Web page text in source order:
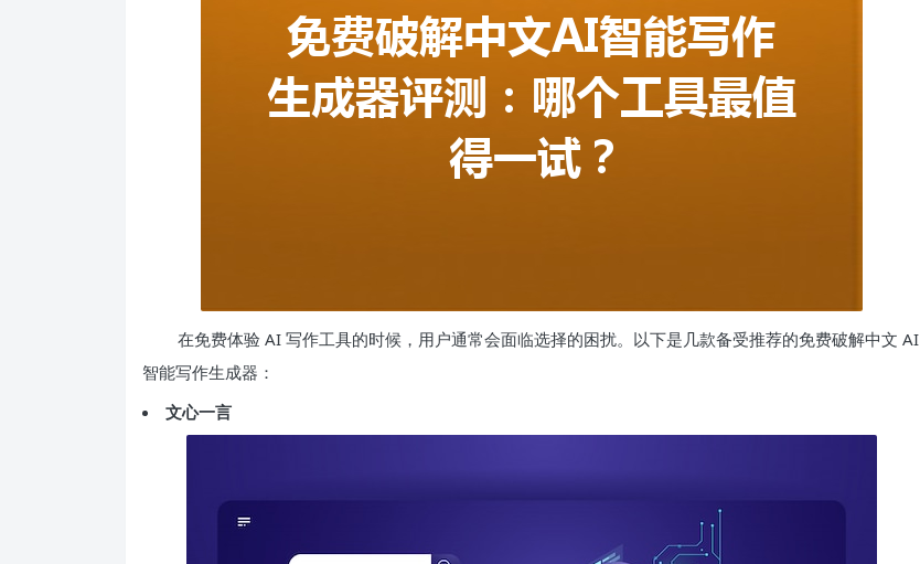
在免费体验 AI 写作工具的时候，用户通常会面临选择的困扰。以下是几款备受推荐的免费破解中文 AI
智能写作生成器：
文心一言